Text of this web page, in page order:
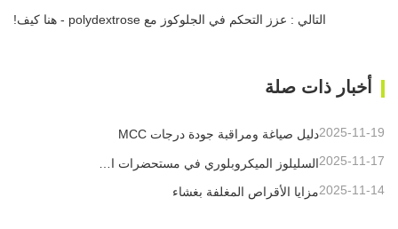
التالي : عزز التحكم في الجلوكوز مع polydextrose - هنا كيف!
أخبار ذات صلة
دليل صياغة ومراقبة جودة درجات MCC2025-11-19
2025-11-17
مزايا الأقراص المغلفة بغشاء2025-11-14